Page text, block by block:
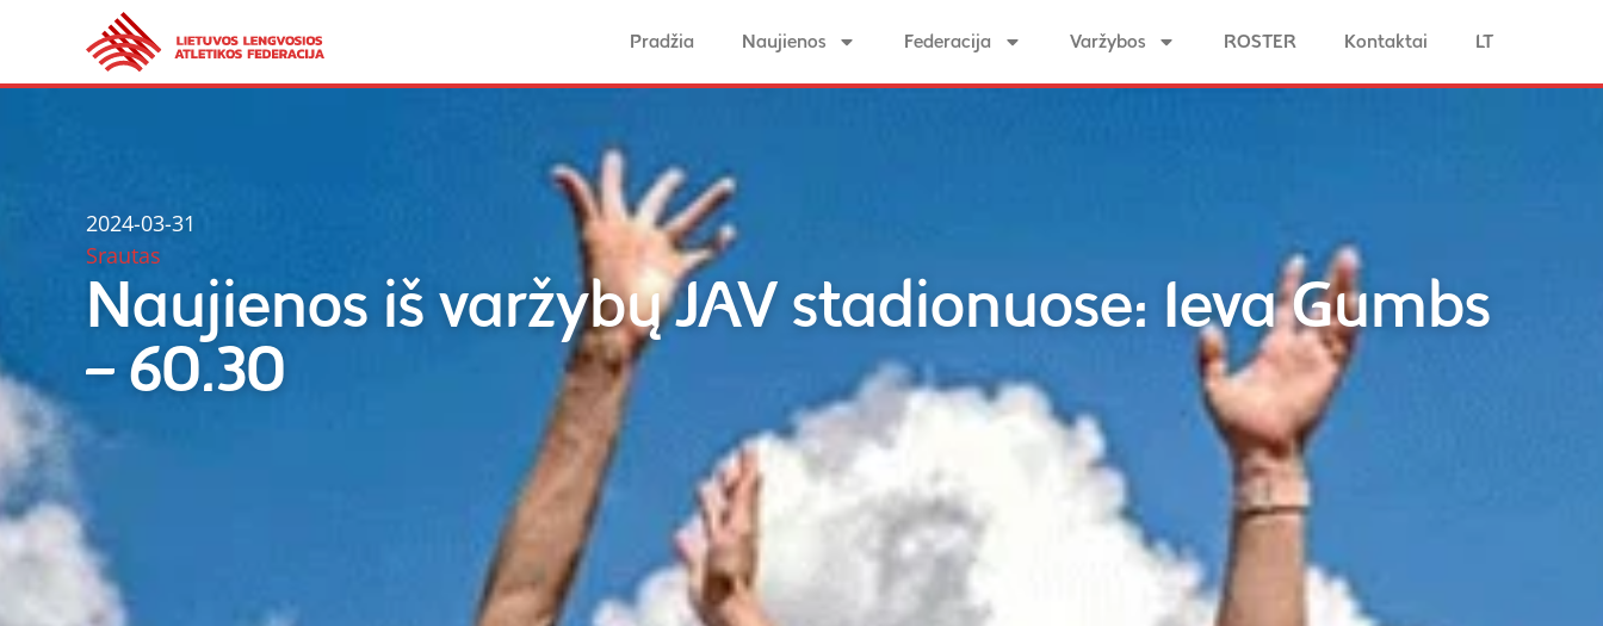
Pradžia Naujienos Federacija Varžybos ROSTER Kontaktai LT
2024-03-31
Srautas
Naujienos iš varžybų JAV stadionuose: Ieva Gumbs
– 60.30